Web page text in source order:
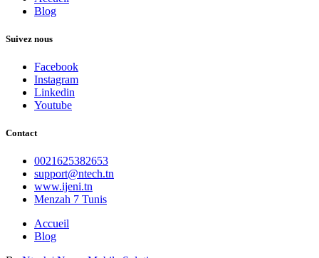
Blog
Suivez nous
Facebook
Instagram
Linkedin
Youtube
Contact
0021625382653
support@ntech.tn
www.ijeni.tn
Menzah 7 Tunis
Accueil
Blog